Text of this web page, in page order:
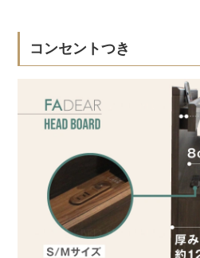
コンセントつき